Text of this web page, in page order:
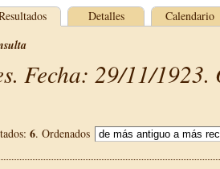
Detalles Calendario
Fecha: 29/11/1923.
6. Ordenados